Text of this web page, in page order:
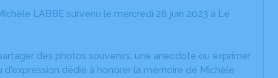
LABBE survenu le mercredi 28 juin 2023 à Le
des photos souvenirs, une anecdote ou exprimer
dédié à honorer la mémoire de Michèle